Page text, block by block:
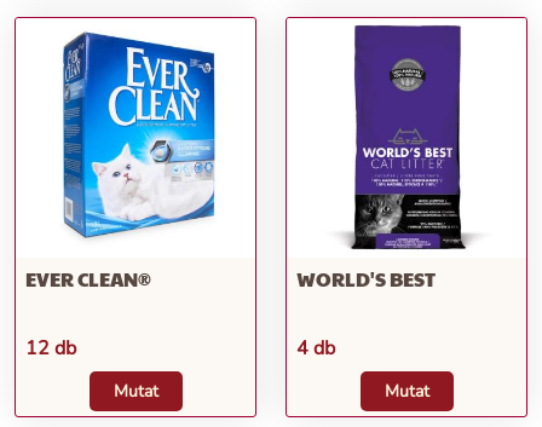
EVER CLEAN®
12 db
Mutat
WORLD'S BEST
4 db
Mutat